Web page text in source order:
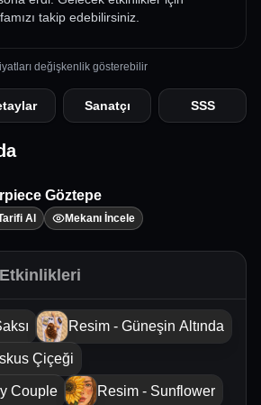
takip edebilirsiniz.
değişkenlik gösterebilir
Sanatçı SSS
Göztepe
Al Mekanı İncele
Resim - Güneşin Altında
Çiçeği
Couple Resim - Sunflower